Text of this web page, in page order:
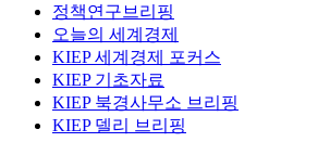
정책연구브리핑
오늘의 세계경제
KIEP 세계경제 포커스
KIEP 기초자료
KIEP 북경사무소 브리핑
KIEP 델리 브리핑